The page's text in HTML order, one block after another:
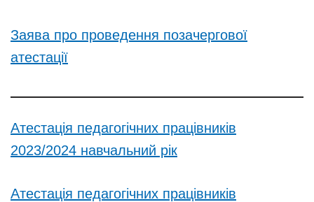
Заява про проведення позачергової
атестації
Атестація педагогічних працівників
2023/2024 навчальний рік
Атестація педагогічних працівників